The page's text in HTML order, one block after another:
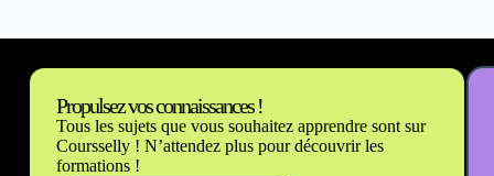
Propulsez vos connaissances !
Tous les sujets que vous souhaitez apprendre sont sur
Coursselly ! N’attendez plus pour découvrir les
formations !